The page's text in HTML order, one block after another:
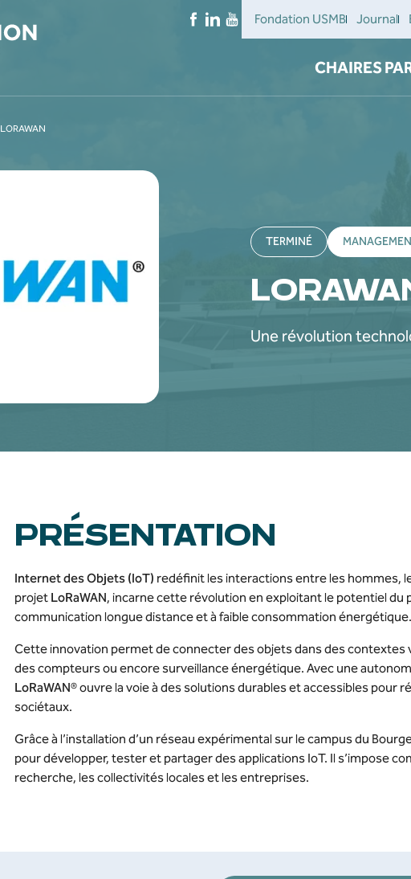
Fondation USMB Journal
CHAIRES
LORAWAN
TERMINÉ
Une révolution
PRÉSENTATION
Internet des Objets (IoT) redéfinit les interactions entre les hommes,
projet LoRaWAN, incarne cette révolution en exploitant le potentiel du
communication longue distance et à faible consommation énergétique.
Cette innovation permet de connecter des objets dans des contextes
des compteurs ou encore surveillance énergétique. Avec une
LoRaWAN® ouvre la voie à des solutions durables et accessibles pour
sociétaux.
Grâce à l’installation d’un réseau expérimental sur le campus du
pour développer, tester et partager des applications IoT. Il s’impose
recherche, les collectivités locales et les entreprises.